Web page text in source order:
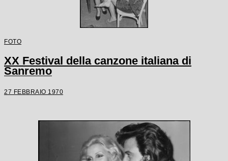
FOTO
XX Festival della canzone italiana di
Sanremo
27 FEBBRAIO 1970